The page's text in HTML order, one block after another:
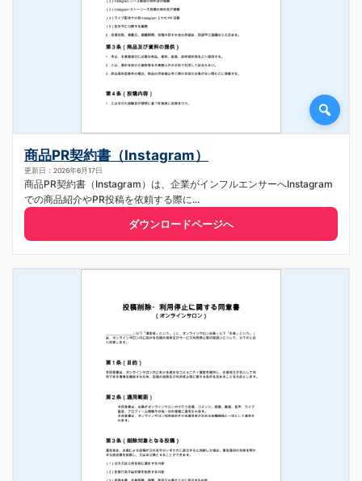
商品PR契約書（Instagram）
更新日：2026年6月17日
商品PR契約書（Instagram）は、企業がインフルエンサーへInstagram
での商品紹介やPR投稿を依頼する際に...
ダウンロードページへ